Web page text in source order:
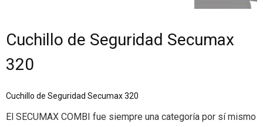
Cuchillo de Seguridad Secumax
320
Cuchillo de Seguridad Secumax 320
El SECUMAX COMBI fue siempre una categoría por sí mismo